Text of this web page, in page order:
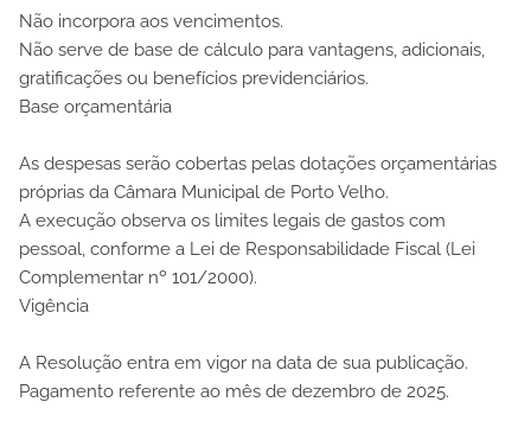
Não incorpora aos vencimentos.
Não serve de base de cálculo para vantagens, adicionais,
gratificações ou benefícios previdenciários.
Base orçamentária
As despesas serão cobertas pelas dotações orçamentárias
próprias da Câmara Municipal de Porto Velho.
A execução observa os limites legais de gastos com
pessoal, conforme a Lei de Responsabilidade Fiscal (Lei
Complementar nº 101/2000).
Vigência
A Resolução entra em vigor na data de sua publicação.
Pagamento referente ao mês de dezembro de 2025.